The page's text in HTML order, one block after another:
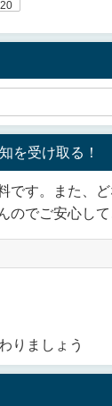
を受け取る！
です。また、
のでご安心して
りましょう